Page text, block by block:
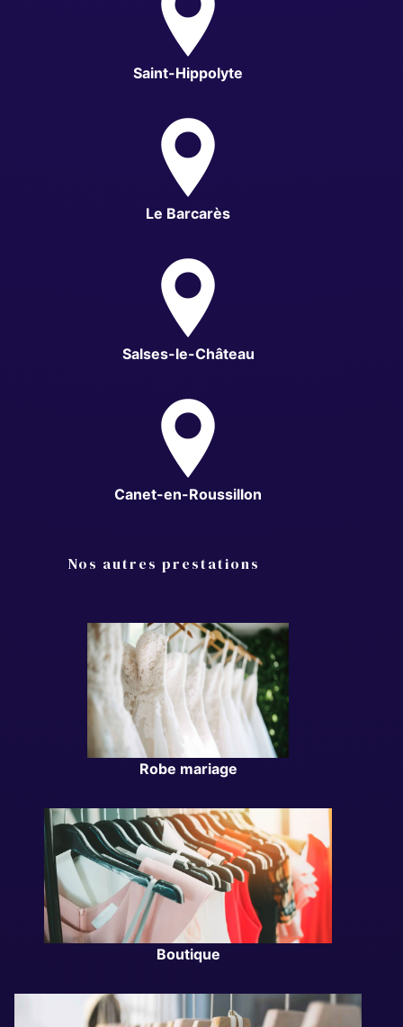
Saint-Hippolyte
Le Barcarès
Salses-le-Château
Canet-en-Roussillon
Nos autres prestations
Robe mariage
Boutique